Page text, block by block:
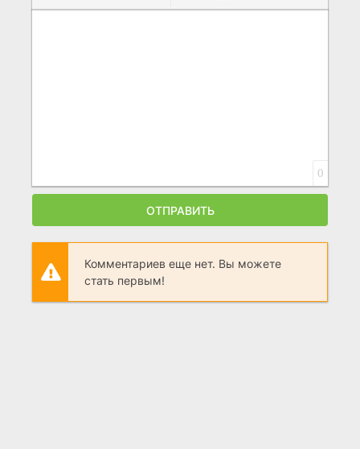
0
ОТПРАВИТЬ
Комментариев еще нет. Вы можете
стать первым!